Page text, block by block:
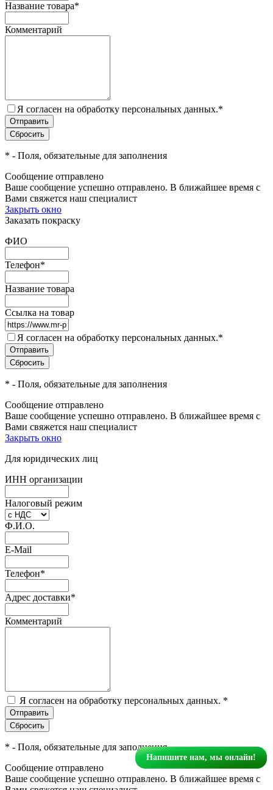
Название товара*
Комментарий
Я согласен на обработку персональных данных.*
* - Поля, обязательные для заполнения
Сообщение отправлено
Ваше сообщение успешно отправлено. В ближайшее время с
Вами свяжется наш специалист
Закрыть окно
Заказать покраску
ФИО
Телефон*
Название товара
Ссылка на товар
Я согласен на обработку персональных данных.*
* - Поля, обязательные для заполнения
Сообщение отправлено
Ваше сообщение успешно отправлено. В ближайшее время с
Вами свяжется наш специалист
Закрыть окно
Для юридических лиц
ИНН организации
Налоговый режим
Ф.И.О.
E-Mail
Телефон*
Адрес доставки*
Комментарий
Я согласен на обработку персональных данных. *
* - Поля, обязательные для заполнения
Сообщение отправлено
Ваше сообщение успешно отправлено. В ближайшее время с
Напишите нам, мы онлайн!